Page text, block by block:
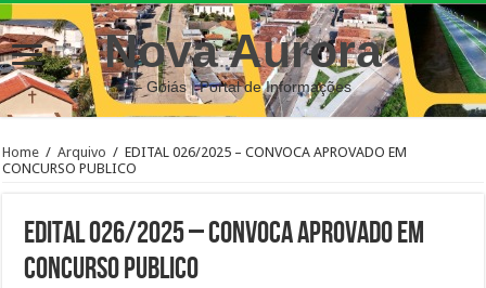
Nova Aurora
– Goiás | Portal de Informações
Home / Arquivo / EDITAL 026/2025 – CONVOCA APROVADO EM
CONCURSO PUBLICO
EDITAL 026/2025 – CONVOCA APROVADO EM
CONCURSO PUBLICO